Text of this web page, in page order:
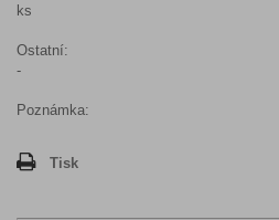
ks
Ostatní:
-
Poznámka:
Tisk